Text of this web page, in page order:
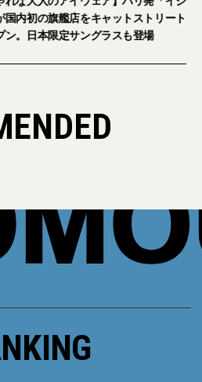
国内初の旗艦店をキャットストリート
ン。日本限定サングラスも登場